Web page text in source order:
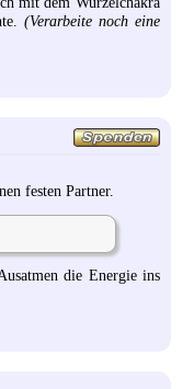
(Verarbeite noch eine
festen Partner.
die Energie ins